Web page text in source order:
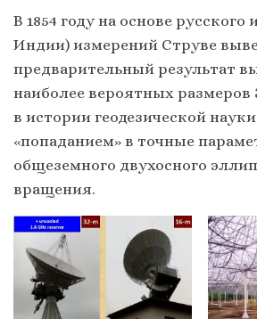
В 1854 году на основе русского
Индии) измерений Струве
предварительный результат
наиболее вероятных
в истории геодезической
«попаданием» в точные
общеземного двухосного
вращения.